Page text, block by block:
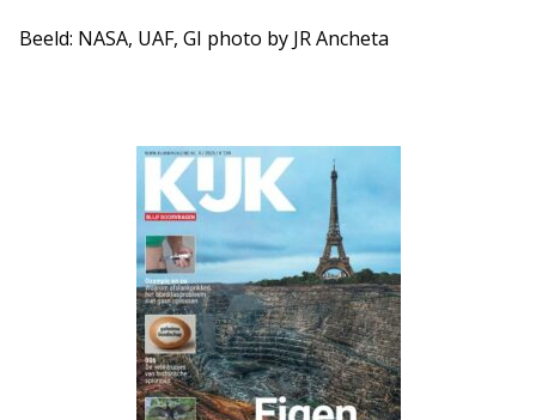
Beeld: NASA, UAF, GI photo by JR Ancheta